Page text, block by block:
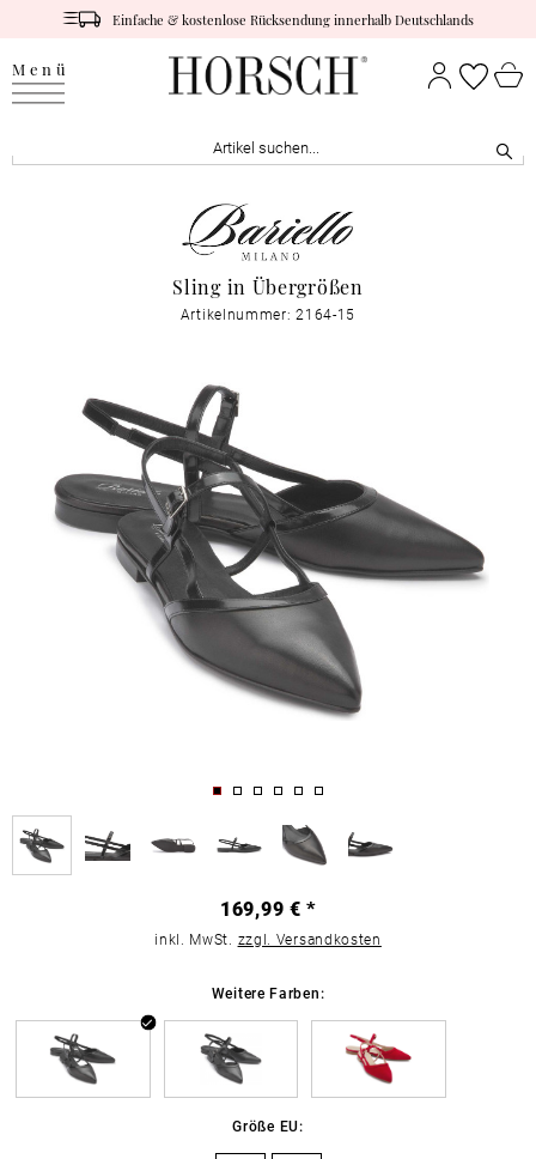
Einfache & kostenlose Rücksendung innerhalb Deutschlands
Menü
Sling in Übergrößen
Artikelnummer: 2164-15
169,99 € *
inkl. MwSt. zzgl. Versandkosten
Weitere Farben:
Größe EU: